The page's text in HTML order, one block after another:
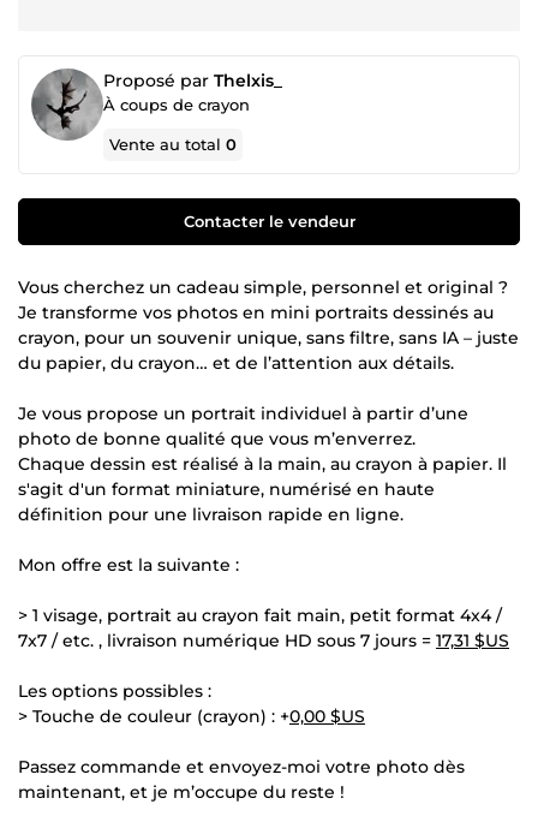
Proposé par Thelxis_
À coups de crayon
Vente au total0
Contacter le vendeur
Vous cherchez un cadeau simple, personnel et original ?
Je transforme vos photos en mini portraits dessinés au
crayon, pour un souvenir unique, sans filtre, sans IA – juste
du papier, du crayon… et de l’attention aux détails.
Je vous propose un portrait individuel à partir d’une
photo de bonne qualité que vous m’enverrez.
Chaque dessin est réalisé à la main, au crayon à papier. Il
s'agit d'un format miniature, numérisé en haute
définition pour une livraison rapide en ligne.
Mon offre est la suivante :
> 1 visage, portrait au crayon fait main, petit format 4x4 /
7x7 / etc. , livraison numérique HD sous 7 jours = 17,31 $US
Les options possibles :
> Touche de couleur (crayon) : +0,00 $US
Passez commande et envoyez-moi votre photo dès
maintenant, et je m’occupe du reste !